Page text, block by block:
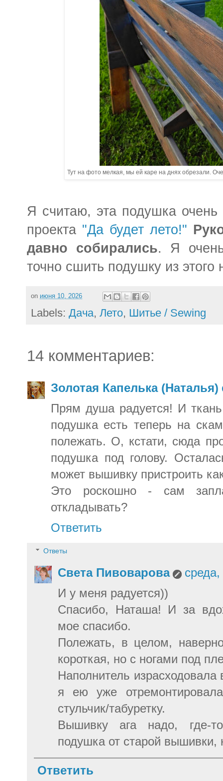
Тут на фото мелкая, мы ей каре на днях обрезали.
Я считаю, эта подушка
проекта "Да будет лето!"
давно собирались. Я
точно сшить подушку из этого
on июня 10, 2026
Labels: Дача, Лето, Шитье / Sewing
14 комментариев:
Золотая Капелька (Наталья)
Прям душа радуется! И
подушка есть теперь на
полежать. О, кстати, сюда
подушка под голову.
может вышивку пристроить
Это роскошно - сам
откладывать?
Ответить
Ответы
Света Пивоварова
И у меня радуется))
Спасибо, Наташа! И за
мое спасибо.
Полежать, в целом,
короткая, но с ногами под
Наполнитель
я ею уже
стульчик/табуретку.
Вышивку ага надо, где-
подушка от старой вышивки,
Ответить